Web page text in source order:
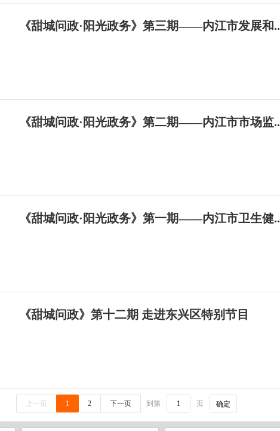
《甜城问政·阳光政务》第三期——内江市发展和..
《甜城问政·阳光政务》第二期——内江市市场监..
《甜城问政·阳光政务》第一期——内江市卫生健..
《甜城问政》第十二期 走进东兴区特别节目
上一页 1 2 下一页 到第 页 确定